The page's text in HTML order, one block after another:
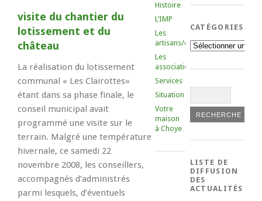
visite du chantier du
lotissement et du
château
La réalisation du lotissement
communal « Les Clairottes»
étant dans sa phase finale, le
conseil municipal avait
programmé une visite sur le
terrain. Malgré une température
hivernale, ce samedi 22
novembre 2008, les conseillers,
accompagnés d’administrés
parmi lesquels, d’éventuels
Histoire
L’IMP
Les
artisans/commerçants
Les
associations
Services
Situation
Votre
maison
à Choye
CATÉGORIES
Catégories
LISTE DE
DIFFUSION
DES
ACTUALITÉS